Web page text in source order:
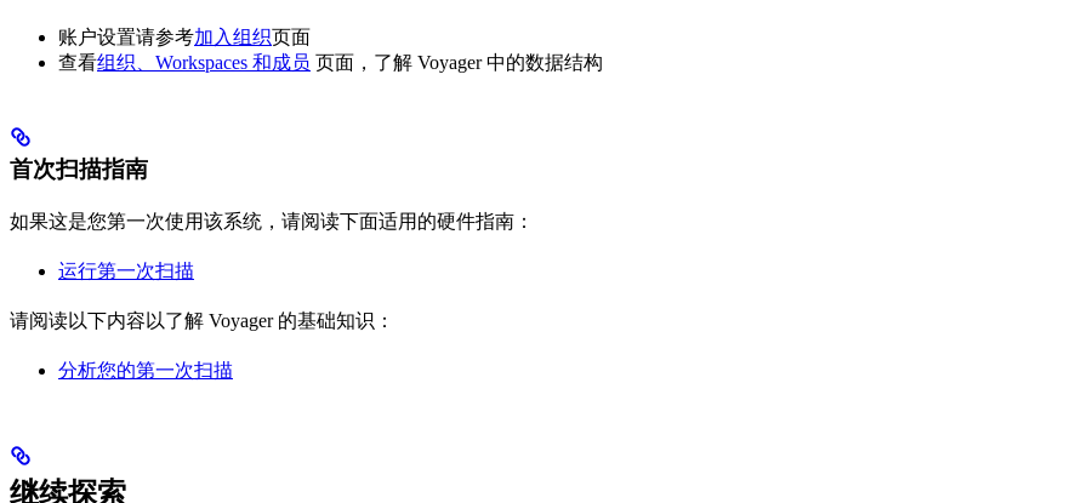
账户设置请参考加入组织页面
查看组织、Workspaces 和成员 页面，了解 Voyager 中的数据结构
首次扫描指南
如果这是您第一次使用该系统，请阅读下面适用的硬件指南：
运行第一次扫描
请阅读以下内容以了解 Voyager 的基础知识：
分析您的第一次扫描
继续探索